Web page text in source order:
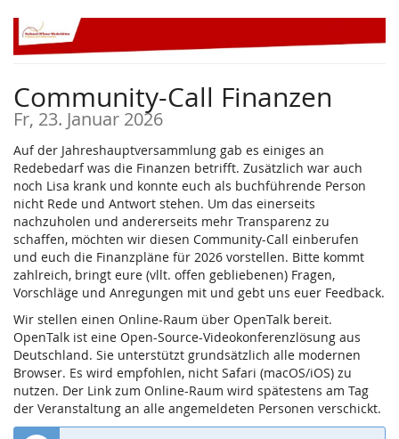
Zum
Haupt-
Inhalt
Community-Call Finanzen
Fr, 23. Januar 2026
Auf der Jahreshauptversammlung gab es einiges an
Redebedarf was die Finanzen betrifft. Zusätzlich war auch
noch Lisa krank und konnte euch als buchführende Person
nicht Rede und Antwort stehen. Um das einerseits
nachzuholen und andererseits mehr Transparenz zu
schaffen, möchten wir diesen Community-Call einberufen
und euch die Finanzpläne für 2026 vorstellen. Bitte kommt
zahlreich, bringt eure (vllt. offen gebliebenen) Fragen,
Vorschläge und Anregungen mit und gebt uns euer Feedback.
Wir stellen einen Online-Raum über OpenTalk bereit.
OpenTalk ist eine Open-Source-Videokonferenzlösung aus
Deutschland. Sie unterstützt grundsätzlich alle modernen
Browser. Es wird empfohlen, nicht Safari (macOS/iOS) zu
nutzen. Der Link zum Online-Raum wird spätestens am Tag
der Veranstaltung an alle angemeldeten Personen verschickt.